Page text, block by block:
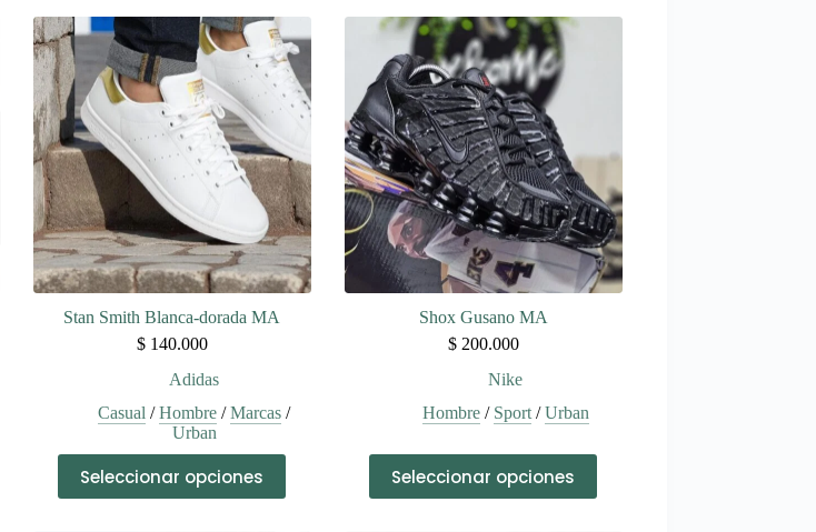
Stan Smith Blanca-dorada MA
$140.000
Adidas
Casual /Hombre /Marcas /
Urban
Seleccionar opciones
producto
tiene
Shox Gusano MA
$200.000
Nike
Hombre/ Sport/Urban
Seleccionar opciones
producto
tiene